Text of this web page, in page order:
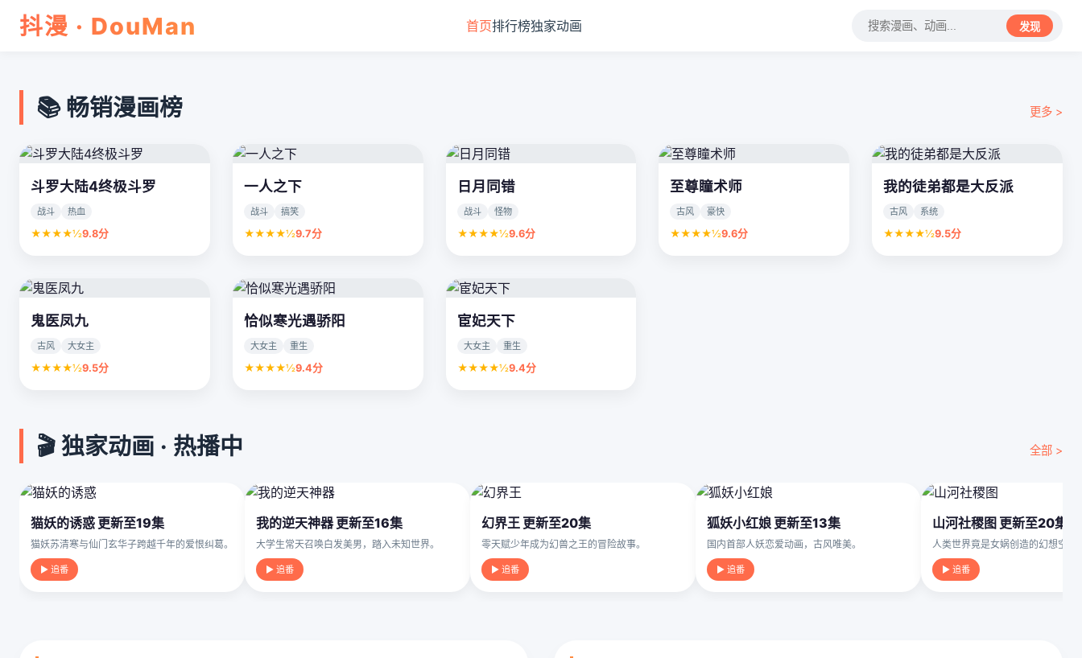
抖漫 · DouMan 首页排行榜独家动画 发现
📚 畅销漫画榜 更多 >
斗罗大陆4终极斗罗
战斗 热血
★★★★½9.8分
一人之下
战斗 搞笑
★★★★½9.7分
日月同错
战斗 怪物
★★★★½9.6分
至尊瞳术师
古风 豪快
★★★★½9.6分
我的徒弟都是大反派
古风 系统
★★★★½9.5分
鬼医凤九
古风 大女主
★★★★½9.5分
恰似寒光遇骄阳
大女主 重生
★★★★½9.4分
宦妃天下
大女主 重生
★★★★½9.4分
🎬 独家动画 · 热播中 全部 >
猫妖的诱惑 更新至19集
猫妖苏清寒与仙门玄华子跨越千年的爱恨纠葛。
▶ 追番
我的逆天神器 更新至16集
大学生常天召唤白发美男，踏入未知世界。
▶ 追番
幻界王 更新至20集
零天赋少年成为幻兽之王的冒险故事。
▶ 追番
狐妖小红娘 更新至13集
国内首部人妖恋爱动画，古风唯美。
▶ 追番
山河社稷图 更新至20集
人类世界竟是女娲创造的幻想空间
▶ 追番